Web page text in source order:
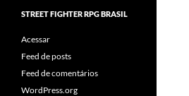
STREET FIGHTER RPG BRASIL
Acessar
Feed de posts
Feed de comentários
WordPress.org